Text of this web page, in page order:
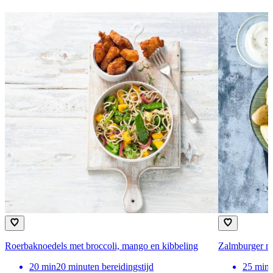
Roerbaknoedels met broccoli, mango en kibbeling
20 min20 minuten bereidingstijd
Zalmburger
25 min